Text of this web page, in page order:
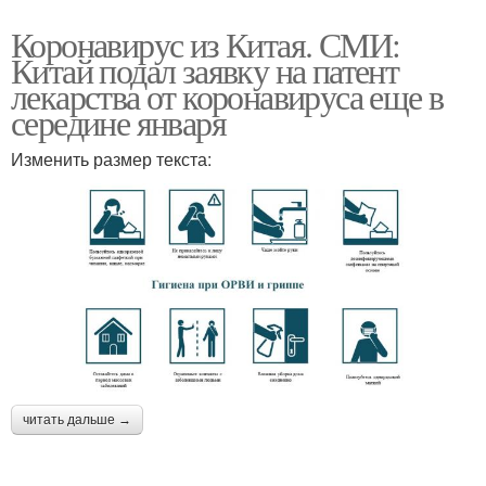
Коронавирус из Китая. СМИ:
Китай подал заявку на патент
лекарства от коронавируса еще в
середине января
Изменить размер текста:
читать дальше →